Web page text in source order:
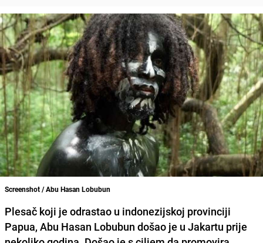
Screenshot / Abu Hasan Lobubun
Plesač koji je odrastao u indonezijskoj provinciji
Papua, Abu Hasan Lobubun došao je u Jakartu prije